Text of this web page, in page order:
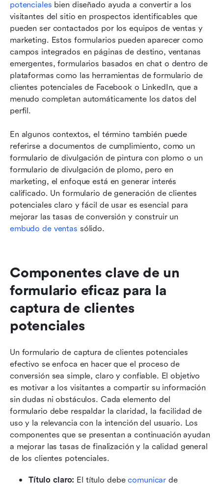
potenciales bien diseñado ayuda a convertir a los
visitantes del sitio en prospectos identificables que
pueden ser contactados por los equipos de ventas y
marketing. Estos formularios pueden aparecer como
campos integrados en páginas de destino, ventanas
emergentes, formularios basados en chat o dentro de
plataformas como las herramientas de formulario de
clientes potenciales de Facebook o LinkedIn, que a
menudo completan automáticamente los datos del
perfil.
En algunos contextos, el término también puede
referirse a documentos de cumplimiento, como un
formulario de divulgación de pintura con plomo o un
formulario de divulgación de plomo, pero en
marketing, el enfoque está en generar interés
calificado. Un formulario de generación de clientes
potenciales claro y fácil de usar es esencial para
embudo de ventas sólido.
Componentes clave de un
formulario eficaz para la
captura de clientes
potenciales
Un formulario de captura de clientes potenciales
efectivo se enfoca en hacer que el proceso de
conversión sea simple, claro y confiable. El objetivo
es motivar a los visitantes a compartir su información
sin dudas ni obstáculos. Cada elemento del
formulario debe respaldar la claridad, la facilidad de
uso y la relevancia con la intención del usuario. Los
componentes que se presentan a continuación ayudan
a mejorar las tasas de finalización y la calidad general
de los clientes potenciales.
Título claro: El título debe comunicar de